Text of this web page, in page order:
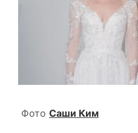
Фото Саши Ким